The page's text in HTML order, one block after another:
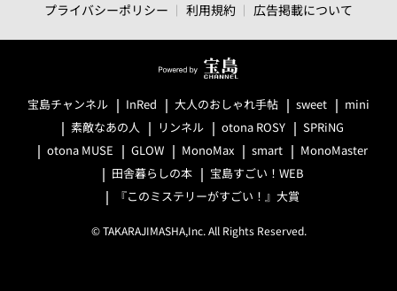
プライバシーポリシー
利用規約 広告掲載について
宝島チャンネル InRed 大人のおしゃれ手帖 sweet
mini
素敵なあの人
リンネル otona ROSY
SPRiNG
otona MUSE
GLOW MonoMax smart
MonoMaster
田舎暮らしの本
宝島すごい！WEB
『このミステリーがすごい！』大賞
© TAKARAJIMASHA,Inc. All Rights Reserved.